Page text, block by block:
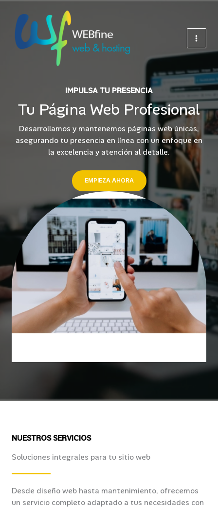
contenido
IMPULSA TU PRESENCIA
Tu Página Web Profesional
Desarrollamos y mantenemos páginas web únicas,
asegurando tu presencia en línea con un enfoque en
la excelencia y atención al detalle.
EMPIEZA AHORA
NUESTROS SERVICIOS
Soluciones integrales para tu sitio web
Desde diseño web hasta mantenimiento, ofrecemos
un servicio completo adaptado a tus necesidades con